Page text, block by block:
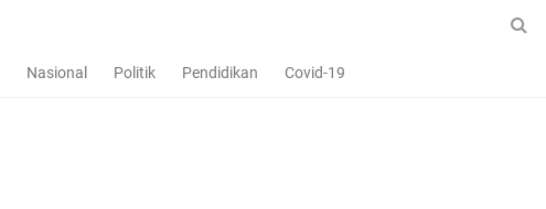
Nasional Politik Pendidikan Covid-19